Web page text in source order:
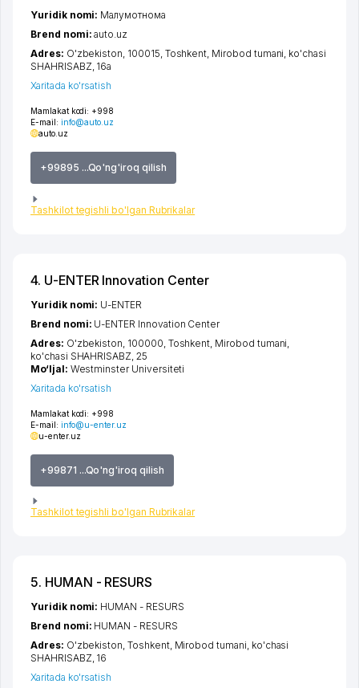
Mamlakat kodi: +998
E-mail: info@auto.uz
auto.uz
+99895 ...Qo'ng'iroq qilish
Tashkilot tegishli bo'lgan Rubrikalar
Yuridik nomi: Малумотнома
Brend nomi:auto.uz
Adres: O'zbekiston, 100015, Toshkent, Mirobod tumani, ko'chasi
SHAHRISABZ, 16а
Xaritada ko'rsatish
4. U-ENTER Innovation Center
Mamlakat kodi: +998
E-mail: info@u-enter.uz
u-enter.uz
+99871 ...Qo'ng'iroq qilish
Tashkilot tegishli bo'lgan Rubrikalar
Yuridik nomi: U-ENTER
Brend nomi: U-ENTER Innovation Center
Adres: O'zbekiston, 100000, Toshkent Mirobod tumani
ko'chasi SHAHRISABZ , 25
Mo‘ljal: Westminster Universiteti
Xaritada ko'rsatish
5. HUMAN - RESURS
Yuridik nomi: HUMAN - RESURS
Brend nomi: HUMAN - RESURS
Adres: O'zbekiston,Toshkent, Mirobod tumani ko'chasi
SHAHRISABZ , 16
Xaritada ko'rsatish